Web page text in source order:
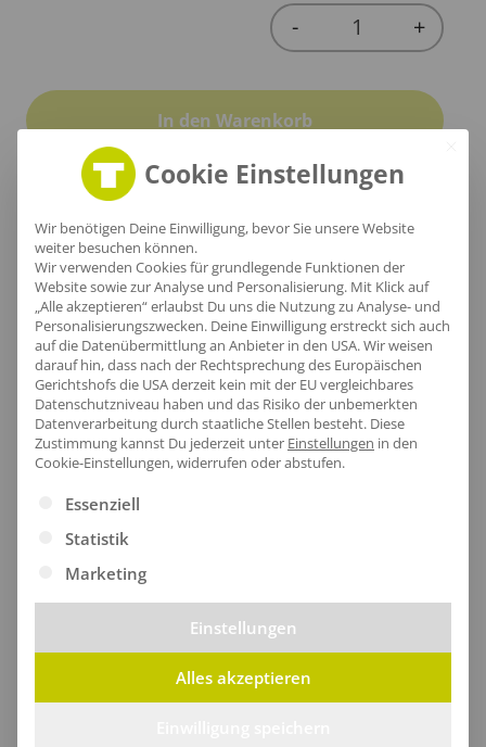
Quantity
- +
In den Warenkorb
Produktinfo
Artikel-Nr.:NE95025
Geschlecht:Unisex
Obermaterial:100% Baumwolle
Grammatur:100 g/m²
Pflegehinweis:60 °C waschbar|Bügeln
erlaubt|Trockner geeignet
Zertifikate: Bio-Baumwolle|EU Ecolabel|Faire
Arbeitsbedingungen|Fairtrade-zertifizierte
Baumwolle|Oeko-Tex 100|SA8000
Größentabelle
Cookie Einstellungen
Wir benötigen Deine Einwilligung, bevor Sie unsere Website
weiter besuchen können.
Wir verwenden Cookies für grundlegende Funktionen der
Website sowie zur Analyse und Personalisierung. Mit Klick auf
„Alle akzeptieren“ erlaubst Du uns die Nutzung zu Analyse- und
Personalisierungszwecken. Deine Einwilligung erstreckt sich auch
auf die Datenübermittlung an Anbieter in den USA. Wir weisen
darauf hin, dass nach der Rechtsprechung des Europäischen
Gerichtshofs die USA derzeit kein mit der EU vergleichbares
Datenschutzniveau haben und das Risiko der unbemerkten
Datenverarbeitung durch staatliche Stellen besteht. Diese
Zustimmung kannst Du jederzeit unter Einstellungen in den
Cookie-Einstellungen, widerrufen oder abstufen.
Es folgt eine Liste der Service-Gruppen, für die eine
Essenziell
Statistik
Marketing
Einstellungen
Alles akzeptieren